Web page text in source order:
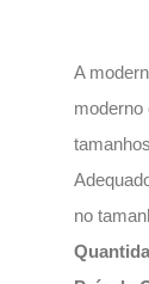
A
moderno
no